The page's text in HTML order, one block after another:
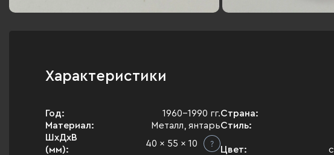
Характеристики
Год:
1960-1990 гг.
Материал:
Металл, янтарь
ШхДхВ
(мм):
40 x 55 x 10
Страна:
Стиль:
Цвет: